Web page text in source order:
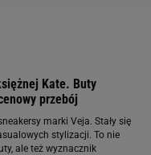
Kate. Buty
przebój
marki Veja. Stały się
stylizacji. To nie
ale też wyznacznik